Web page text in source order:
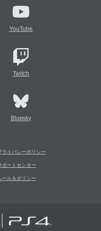
YouTube
Twitch
Bluesky
ライバシーポリシー
ポートセンター
ール＆ポリシー